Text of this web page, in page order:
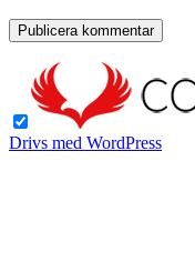
Drivs med WordPress